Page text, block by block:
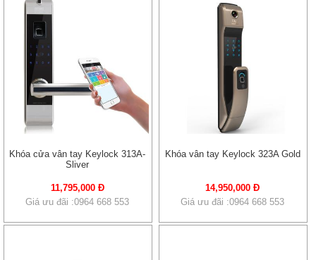
Khóa cửa vân tay Keylock 313A-
Sliver
11,795,000 Đ
Giá ưu đãi :0964 668 553
Khóa vân tay Keylock 323A Gold
14,950,000 Đ
Giá ưu đãi :0964 668 553